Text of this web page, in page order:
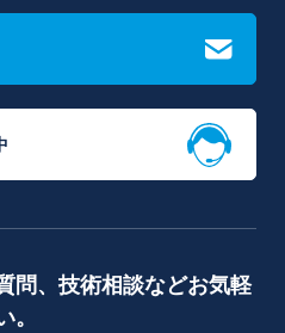
問、技術相談などお気軽
。